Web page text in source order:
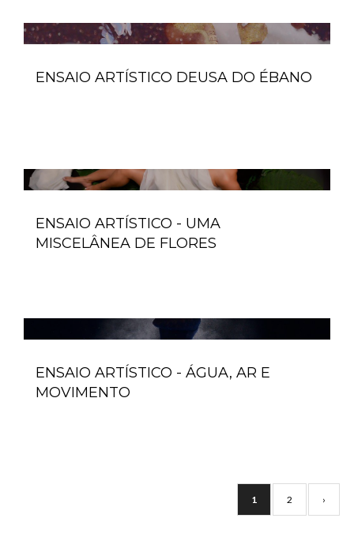
ENSAIO ARTÍSTICO DEUSA DO ÉBANO
ENSAIO ARTÍSTICO - UMA
MISCELÂNEA DE FLORES
ENSAIO ARTÍSTICO - ÁGUA, AR E
MOVIMENTO
1 2 ›